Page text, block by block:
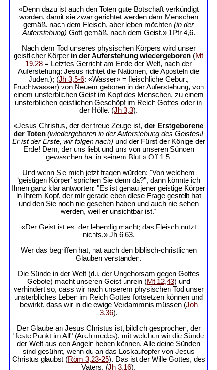
«Denn dazu ist auch den Toten gute Botschaft verkündigt
worden, damit sie zwar gerichtet werden dem Menschen
gemäß. nach dem Fleisch, aber leben möchten (in der
Auferstehung) Gott gemäß. nach dem Geist.» 1Ptr 4,6.
Nach dem Tod unseres physischen Körpers wird unser
geistlicher Körper in der Auferstehung wiedergeboren (Mt
19,28 = Letztes Gerricht am Ende der Welt, nach der
Auferstehung: Jesus richtet die Nationen, die Aposteln die
Juden.); (Jh 3,5-6: «Wasser» = fleischliche Geburt,
Fruchtwasser) von Neuem geboren in der Auferstehung, von
einem unsterblichen Geist im Kopf des Menschen, zu einem
unsterblichen geistlichen Geschöpf im Reich Gottes oder in
der Hölle. (Jh 3,3).
«Jesus Christus, der der treue Zeuge ist, der Erstgeborene
der Toten (wiedergeboren in der Auferstehung des Geistes!!
Er ist der Erste, wir folgen nach) und der Fürst der Könige der
Erde! Dem, der uns liebt und uns von unseren Sünden
gewaschen hat in seinem Blut.» Off 1,5.
Und wenn Sie mich jetzt fragen würden: "Von welchem
‘geistigen Körper’ sprichen Sie denn da?", dann könnte ich
Ihnen ganz klar antworten: "Es ist genau jener geistige Körper
in Ihrem Kopf, der mir gerade eben diese Frage gestellt hat
und den Sie noch nie gesehen haben und auch nie sehen
werden, weil er unsichtbar ist."
«Der Geist ist es, der lebendig macht; das Fleisch nützt
nichts.» Jh 6,63.
Wer das begriffen hat, hat auch den biblisch-christlichen
Glauben verstanden.
Die Sünde in der Welt (d.i. der Ungehorsam gegen Gottes
Gebote) macht unseren Geist unrein (Mt 12,43) und
verhindert so, dass wir nach unserem physischen Tod unser
unsterbliches Leben im Reich Gottes fortsetzen können und
bewirkt, dass wir in die ewige Verdammnis müssen (Joh
3,36).
Der Glaube an Jesus Christus ist, bildlich gesprochen, der
"feste Punkt im All" (Archimedes), mit welchen wir die Sünde
der Welt aus den Angeln heben können. Alle deine Sünden
sind gesühnt, wenn du an das Loskaufopfer von Jesus
Christus glaubst (Röm 3,23-25). Das ist der Wille Gottes, des
Vaters. (Jh 3,16).